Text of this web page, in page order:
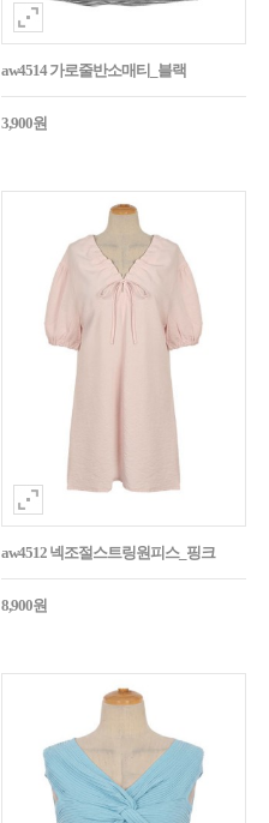
aw4514 가로줄반소매티_블랙
3,900원
aw4512 넥조절스트링원피스_핑크
8,900원